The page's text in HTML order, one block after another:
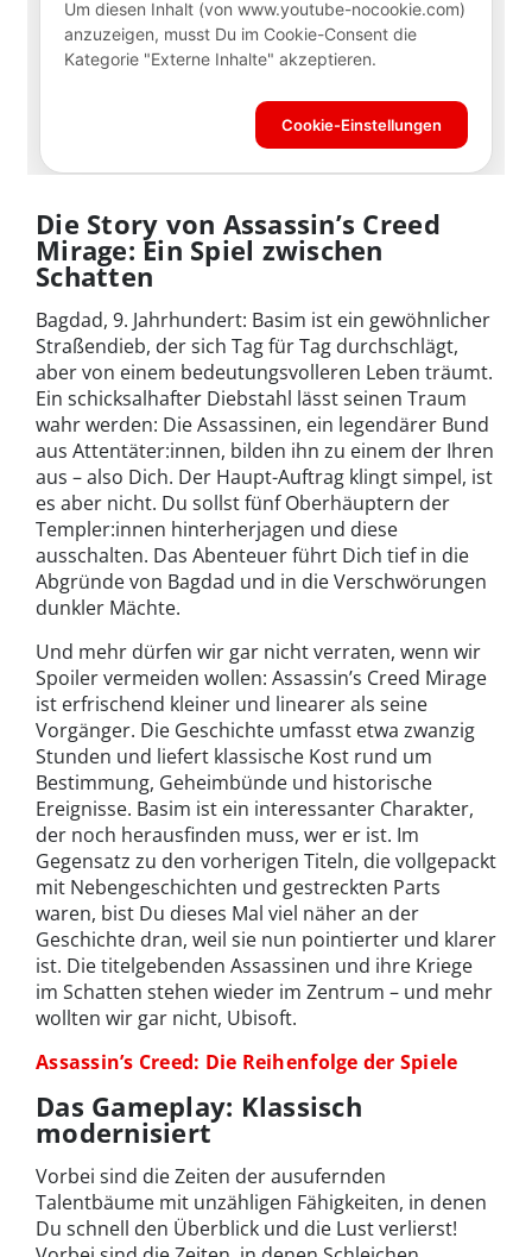
Die Story von Assassin’s Creed
Mirage: Ein Spiel zwischen
Schatten
Bagdad, 9. Jahrhundert: Basim ist ein gewöhnlicher
Straßendieb, der sich Tag für Tag durchschlägt,
aber von einem bedeutungsvolleren Leben träumt.
Ein schicksalhafter Diebstahl lässt seinen Traum
wahr werden: Die Assassinen, ein legendärer Bund
aus Attentäter:innen, bilden ihn zu einem der Ihren
aus – also Dich. Der Haupt-Auftrag klingt simpel, ist
es aber nicht. Du sollst fünf Oberhäuptern der
Templer:innen hinterherjagen und diese
ausschalten. Das Abenteuer führt Dich tief in die
Abgründe von Bagdad und in die Verschwörungen
dunkler Mächte.
Und mehr dürfen wir gar nicht verraten, wenn wir
Spoiler vermeiden wollen: Assassin’s Creed Mirage
ist erfrischend kleiner und linearer als seine
Vorgänger. Die Geschichte umfasst etwa zwanzig
Stunden und liefert klassische Kost rund um
Bestimmung, Geheimbünde und historische
Ereignisse. Basim ist ein interessanter Charakter,
der noch herausfinden muss, wer er ist. Im
Gegensatz zu den vorherigen Titeln, die vollgepackt
mit Nebengeschichten und gestreckten Parts
waren, bist Du dieses Mal viel näher an der
Geschichte dran, weil sie nun pointierter und klarer
ist. Die titelgebenden Assassinen und ihre Kriege
im Schatten stehen wieder im Zentrum – und mehr
wollten wir gar nicht, Ubisoft.
Assassin’s Creed: Die Reihenfolge der Spiele
Das Gameplay: Klassisch
modernisiert
Vorbei sind die Zeiten der ausufernden
Talentbäume mit unzähligen Fähigkeiten, in denen
Du schnell den Überblick und die Lust verlierst!